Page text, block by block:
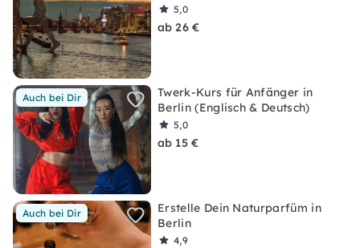
5,0
ab 26 €
Auch bei Dir
Twerk-Kurs für Anfänger in
Berlin (Englisch & Deutsch)
5,0
ab 15 €
Auch bei Dir
Erstelle Dein Naturparfüm in
Berlin
4,9